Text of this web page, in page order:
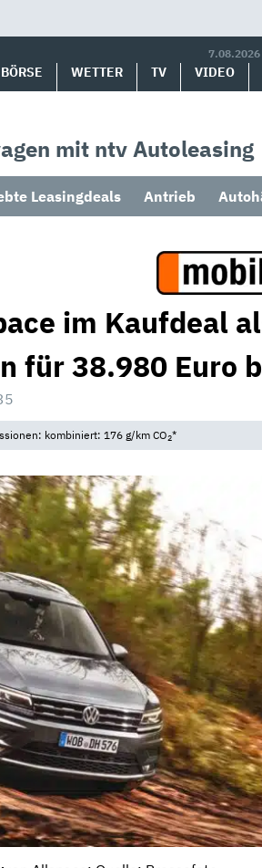
BÖRSE WETTER TV VIDEO
mit ntv Autoleasing
Leasingdeals Antrieb
im Kaufdeal
für 38.980 Euro
kombiniert: 176 g/km CO2*